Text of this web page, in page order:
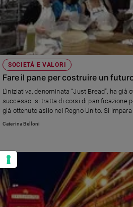
SOCIETÀ E VALORI
Fare il pane per costruire un
L’iniziativa, denominata “Just Bread”, ha
successo: si tratta di corsi di panificazione
già ottenuto asilo nel Regno Unito. Si
anche la lingua, e soprattutto ci si integra.
Caterina Belloni